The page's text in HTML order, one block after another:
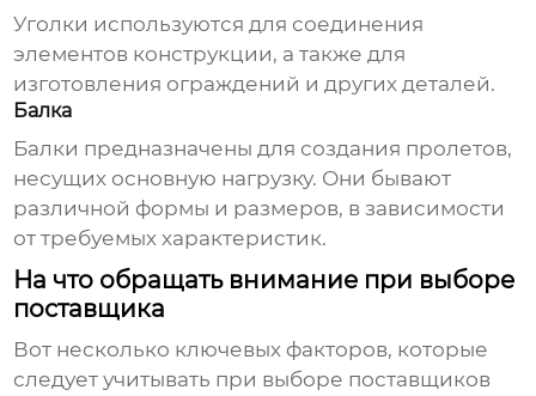
Уголки используются для соединения
элементов конструкции, а также для
изготовления ограждений и других деталей.
Балка
Балки предназначены для создания пролетов,
несущих основную нагрузку. Они бывают
различной формы и размеров, в зависимости
от требуемых характеристик.
На что обращать внимание при выборе
поставщика
Вот несколько ключевых факторов, которые
следует учитывать при выборе поставщиков